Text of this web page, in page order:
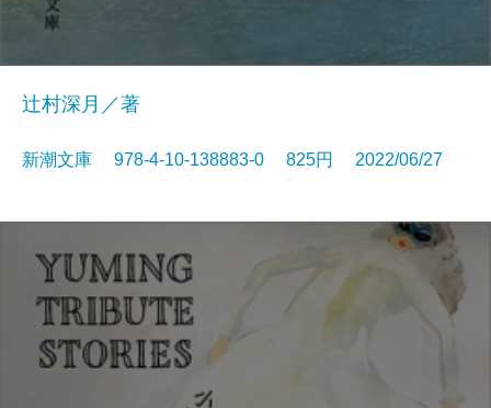
辻村深月／著
新潮文庫 978-4-10-138883-0 825円 2022/06/27